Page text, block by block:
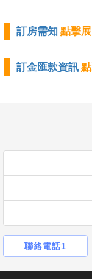
訂房需知 點擊
訂金匯款資訊
聯絡電話1